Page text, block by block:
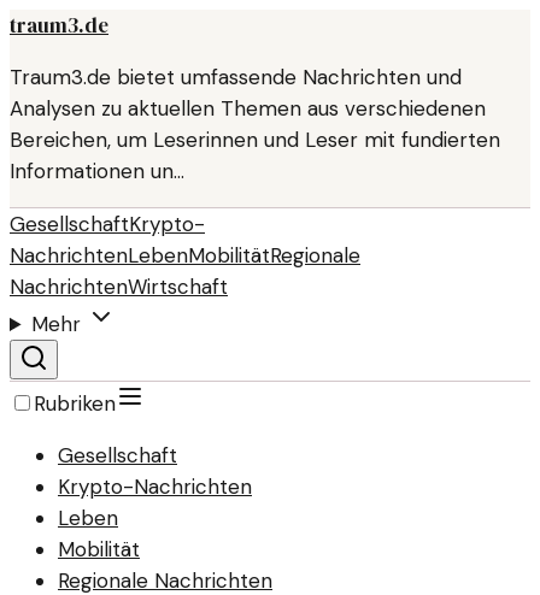
traum3.de
Traum3.de bietet umfassende Nachrichten und
Analysen zu aktuellen Themen aus verschiedenen
Bereichen, um Leserinnen und Leser mit fundierten
Informationen un…
GesellschaftKrypto-
NachrichtenLebenMobilitätRegionale
NachrichtenWirtschaft
Mehr
Rubriken
Gesellschaft
Krypto-Nachrichten
Leben
Mobilität
Regionale Nachrichten